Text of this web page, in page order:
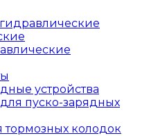
устройства
пуско-зарядных
тормозных колодок